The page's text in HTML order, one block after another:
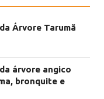
Árvore Tarumã
árvore angico
bronquite e